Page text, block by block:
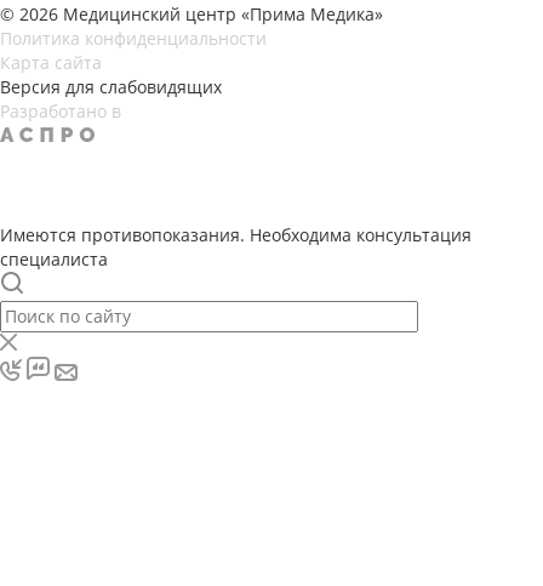
© 2026 Медицинский центр «Прима Медика»
Политика конфиденциальности
Карта сайта
Версия для слабовидящих
Разработано в
Имеются противопоказания. Необходима консультация
специалиста